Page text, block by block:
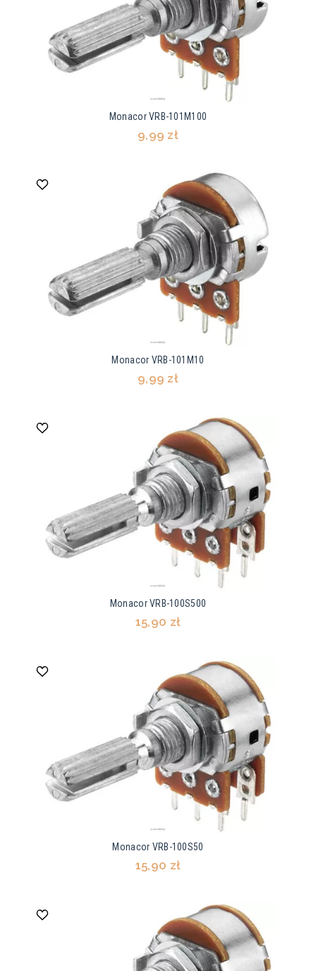
Monacor VRB-101M100
9,99 zł
Monacor VRB-101M10
9,99 zł
Monacor VRB-100S500
15,90 zł
Monacor VRB-100S50
15,90 zł